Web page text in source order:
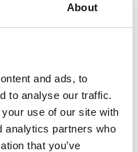
About
and ads, to
to analyse our traffic.
use of our site with
analytics partners who
that you’ve
ramasser à Etten-
devis